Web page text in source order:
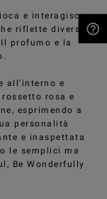
e interagisce
riflette diverse
profumo e la
all'interno e
rosa e
esprimendo a
personalità
e inaspettata
le semplici ma
Be Wonderfully